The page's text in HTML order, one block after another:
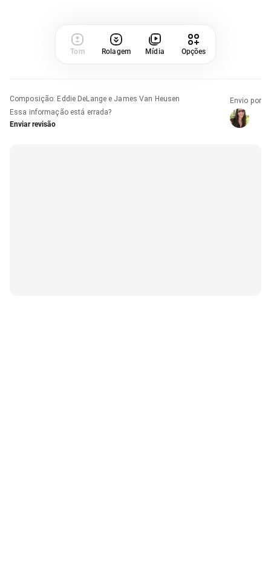
Tom Rolagem Mídia Opções
Composição: Eddie DeLange e James Van Heusen
Essa informação está errada?
Enviar revisão
Envio por